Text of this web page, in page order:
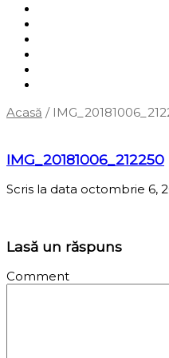
Acasă /
IMG_20181006_212250
Scris la data octombrie 6,
Lasă un răspuns
Comment